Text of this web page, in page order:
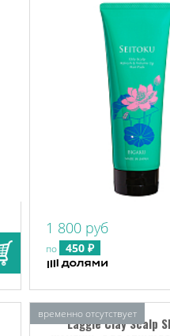
1 800 руб
по 450 ₽
Laggie Clay Scalp
временно отсутствует